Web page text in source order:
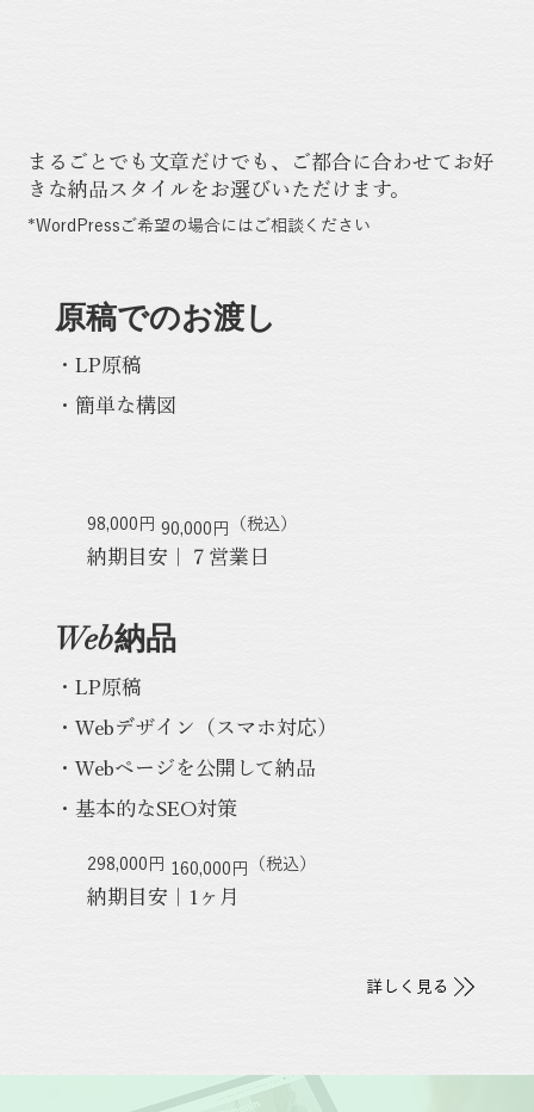
まるごとでも文章だけでも、ご都合に合わせてお好
きな納品スタイルをお選びいただけます。
*WordPressご希望の場合にはご相談ください
原稿でのお渡し
・LP原稿
・簡単な構図
98,000円 90,000円 ​（税込）
納期目安｜７営業日
Web納品
・LP原稿
・Webデザイン（スマホ対応）
・Webページを公開して納品
・基本的なSEO対策
298,000円 160,000円 ​（税込）
納期目安｜1ヶ月
詳しく見る